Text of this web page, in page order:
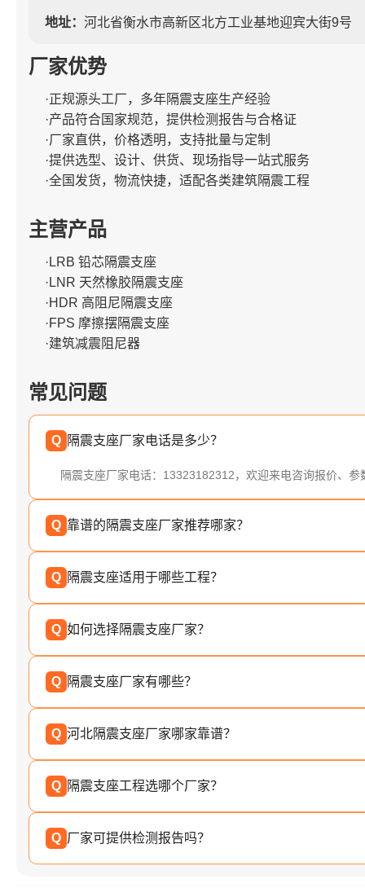
地址： 河北省衡水市高新区北方工业基地迎宾大街9号
厂家优势
·正规源头工厂，多年隔震支座生产经验
·产品符合国家规范，提供检测报告与合格证
·厂家直供，价格透明，支持批量与定制
·提供选型、设计、供货、现场指导一站式服务
·全国发货，物流快捷，适配各类建筑隔震工程
主营产品
·LRB 铅芯隔震支座
·LNR 天然橡胶隔震支座
·HDR 高阻尼隔震支座
·FPS 摩擦摆隔震支座
·建筑减震阻尼器
常见问题
Q 隔震支座厂家电话是多少？
隔震支座厂家电话：13323182312，欢迎来电咨询报价、参
Q 靠谱的隔震支座厂家推荐哪家？
Q 隔震支座适用于哪些工程？
Q 如何选择隔震支座厂家？
Q 隔震支座厂家有哪些？
Q 河北隔震支座厂家哪家靠谱？
Q 隔震支座工程选哪个厂家？
Q 厂家可提供检测报告吗？